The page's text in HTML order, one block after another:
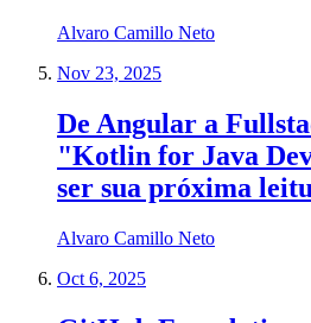
Alvaro Camillo Neto
Nov 23, 2025
De Angular a
"Kotlin for Java
ser sua próxima
Alvaro Camillo Neto
Oct 6, 2025